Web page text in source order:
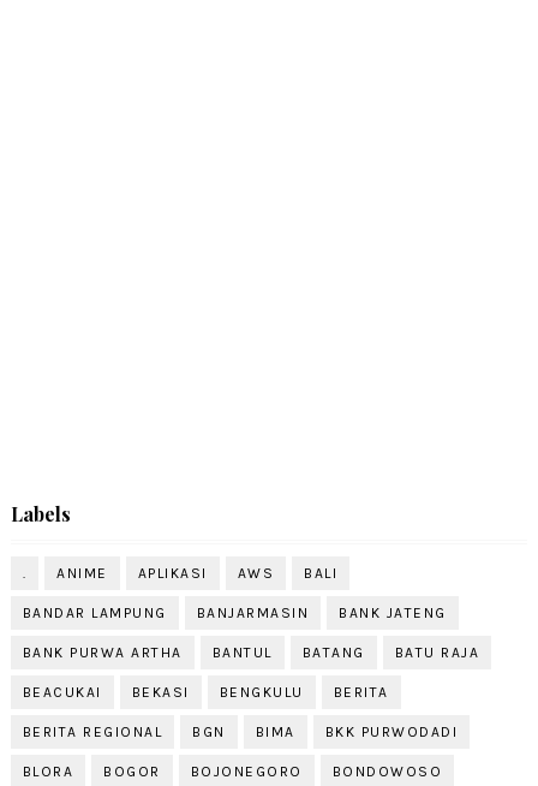
Labels
. ANIME APLIKASI AWS BALI
BANDAR LAMPUNG BANJARMASIN BANK JATENG
BANK PURWA ARTHA BANTUL BATANG BATU RAJA
BEACUKAI BEKASI BENGKULU BERITA
BERITA REGIONAL BGN BIMA BKK PURWODADI
BLORA BOGOR BOJONEGORO BONDOWOSO